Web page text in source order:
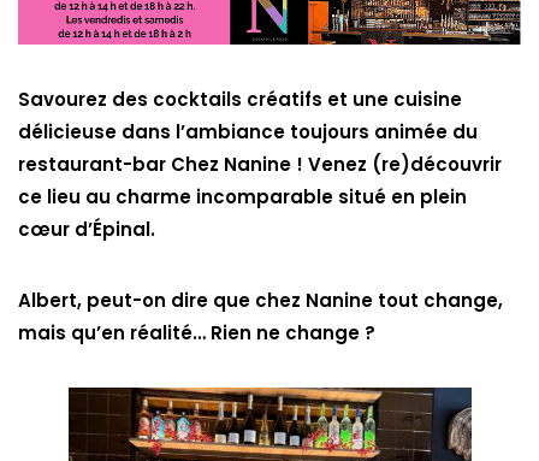
Savourez des cocktails créatifs et une cuisine
délicieuse dans l’ambiance toujours animée du
restaurant-bar Chez Nanine ! Venez (re)découvrir
ce lieu au charme incomparable situé en plein
cœur d’Épinal.
Albert, peut-on dire que chez Nanine tout change,
mais qu’en réalité… Rien ne change ?